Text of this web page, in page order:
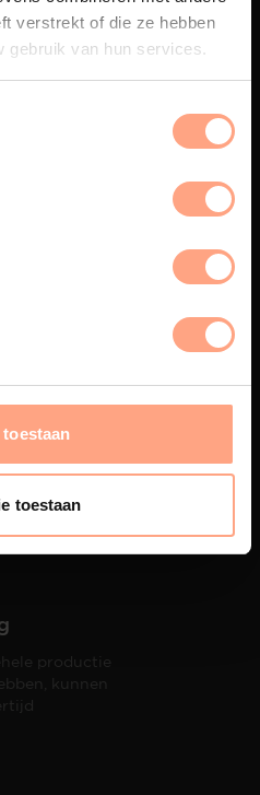
verstrekt of die ze hebben
gebruik van hun services.
toestaan
toestaan
productie
kunnen